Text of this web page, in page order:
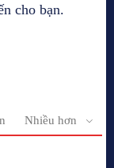
cho bạn.
Nhiều hơn